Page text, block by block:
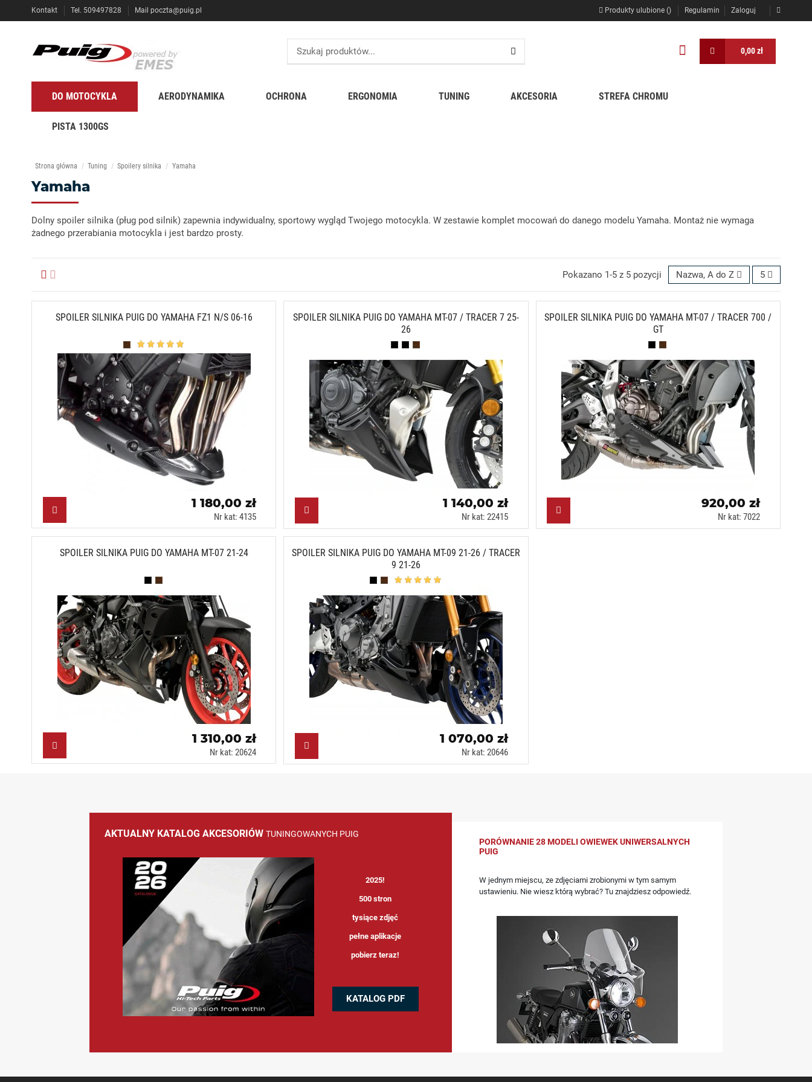
Kontakt Tel. 509497828 Mail poczta@puig.pl Produkty ulubione () Regulamin Zaloguj
0,00 zł
DO MOTOCYKLA AERODYNAMIKA OCHRONA ERGONOMIA TUNING AKCESORIA STREFA CHROMU
PISTA 1300GS
Strona główna Tuning Spoilery silnika Yamaha
Yamaha
Dolny spoiler silnika (pług pod silnik) zapewnia indywidualny, sportowy wygląd Twojego motocykla. W zestawie komplet mocowań do danego modelu Yamaha. Montaż nie wymaga
żadnego przerabiania motocykla i jest bardzo prosty.
Pokazano 1-5 z 5 pozycji Nazwa, A do Z 5
SPOILER SILNIKA PUIG DO YAMAHA FZ1 N/S 06-16
Karbonowy (C)
1 180,00 zł
Nr kat: 4135
SPOILER SILNIKA PUIG DO YAMAHA MT-07 / TRACER 7 25-
26
Czarny (N)
Czarny mat (J)
Karbonowy (C)
1 140,00 zł
Nr kat: 22415
SPOILER SILNIKA PUIG DO YAMAHA MT-07 / TRACER 700 /
GT
Czarny mat (J)
Karbonowy (C)
920,00 zł
Nr kat: 7022
SPOILER SILNIKA PUIG DO YAMAHA MT-07 21-24
Czarny mat (J)
Karbonowy (C)
1 310,00 zł
Nr kat: 20624
SPOILER SILNIKA PUIG DO YAMAHA MT-09 21-26 / TRACER
9 21-26
Czarny mat (J)
Karbonowy (C)
1 070,00 zł
Nr kat: 20646
AKTUALNY KATALOG AKCESORIÓW TUNINGOWANYCH PUIG
2025!
500 stron
tysiące zdjęć
pełne aplikacje
pobierz teraz!
KATALOG PDF
PORÓWNANIE 28 MODELI OWIEWEK UNIWERSALNYCH
PUIG
W jednym miejscu, ze zdjęciami zrobionymi w tym samym
ustawieniu. Nie wiesz którą wybrać? Tu znajdziesz odpowiedź.